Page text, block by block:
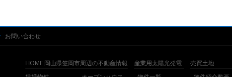
お問い合わせ
HOME 岡山県笠岡市周辺の不動産情報 産業用太陽光発電 売買土地